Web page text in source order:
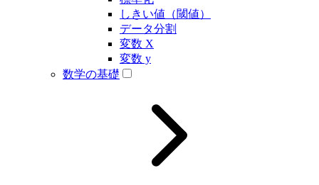
しきい値（閾値）
データ分割
変数 X
変数 y
数学の基礎